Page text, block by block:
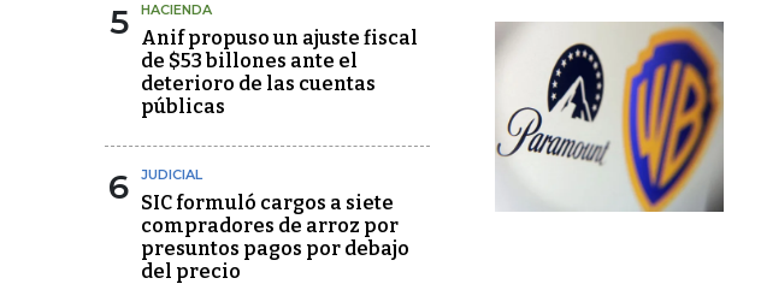
5 HACIENDA
Anif propuso un ajuste fiscal
de $53 billones ante el
deterioro de las cuentas
públicas
6 JUDICIAL
SIC formuló cargos a siete
compradores de arroz por
presuntos pagos por debajo
del precio